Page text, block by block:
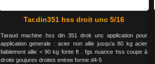
Tar.din351 hss droit unc 5/16
Taraud machine hss din 351 droit unc application pour
application generale : acier non allie jusqu'a 80 kg acier
faiblement allie < 90 kg fonte ft . fgs nuance hss coupe à
droite goujures droites entree forme d4-5